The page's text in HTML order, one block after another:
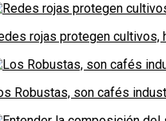
rojas protegen
Robustas, son cafés